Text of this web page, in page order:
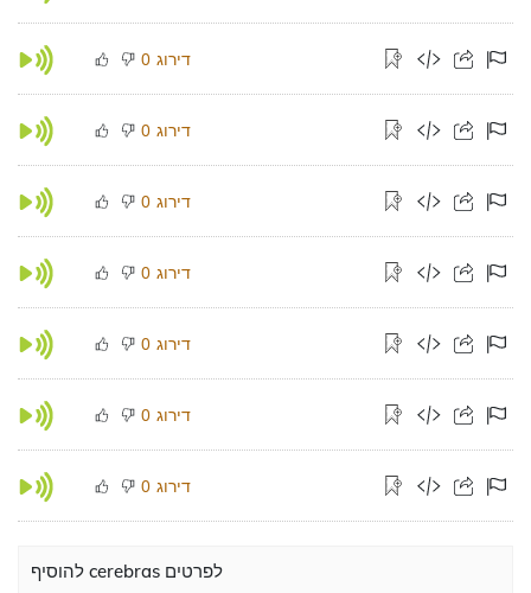
0 דירוג
0 דירוג
0 דירוג
0 דירוג
0 דירוג
0 דירוג
0 דירוג
להוסיף cerebras לפרטים